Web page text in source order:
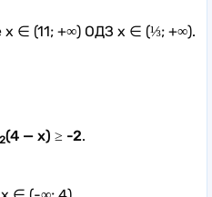
∈ (11; +∞) ОДЗ x ∈ (⅓; +∞).
(4 — x) ≥ -2.